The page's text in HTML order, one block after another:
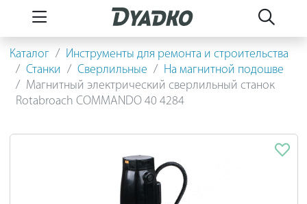
Каталог
Инструменты для ремонта и строительства
Станки
Сверлильные
На магнитной подошве
Магнитный электрический сверлильный станок
Rotabroach COMMANDO 40 4284